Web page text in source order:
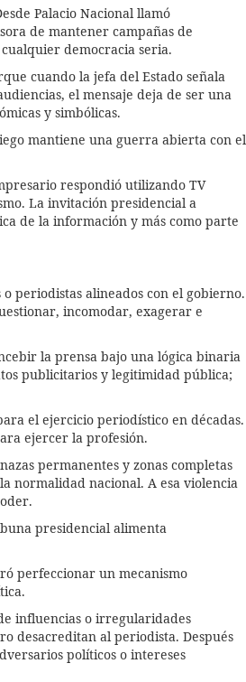
Palacio Nacional llamó
de mantener campañas de
democracia seria.
cuando la jefa del Estado señala
el mensaje deja de ser una
y simbólicas.
mantiene una guerra abierta con el
respondió utilizando TV
La invitación presidencial a
de la información y más como parte
periodistas alineados con el gobierno.
incomodar, exagerar e
la prensa bajo una lógica binaria
publicitarios y legitimidad pública;
el ejercicio periodístico en décadas.
ejercer la profesión.
permanentes y zonas completas
normalidad nacional. A esa violencia
presidencial alimenta
perfeccionar un mecanismo
influencias o irregularidades
desacreditan al periodista. Después
políticos o intereses